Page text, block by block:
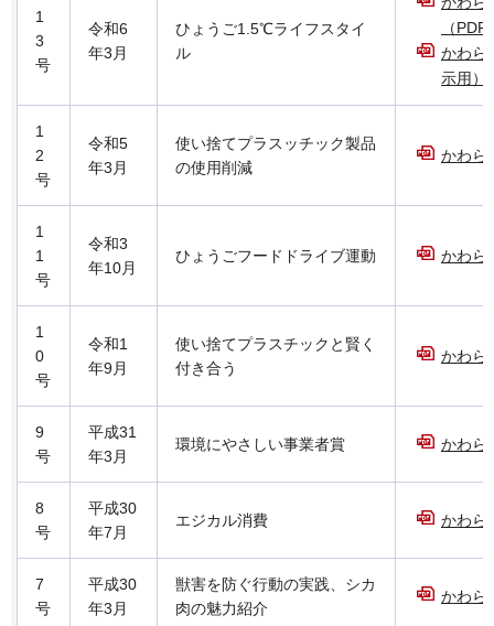
1
3
号
令和6
年3月
ひょうご1.5℃ライフスタイ
ル
（
かわら
示用）
1
2
号
令和5
年3月
使い捨てプラスッチック製品
の使用削減
かわら
1
1
号
令和3
年10月
ひょうごフードドライブ運動 かわら
1
0
号
令和1
年9月
使い捨てプラスチックと賢く
付き合う
かわら
9
号
平成31
年3月
環境にやさしい事業者賞 かわら
8
号
平成30
年7月
エジカル消費 かわら
7
号
平成30
年3月
獣害を防ぐ行動の実践、シカ
肉の魅力紹介
かわら